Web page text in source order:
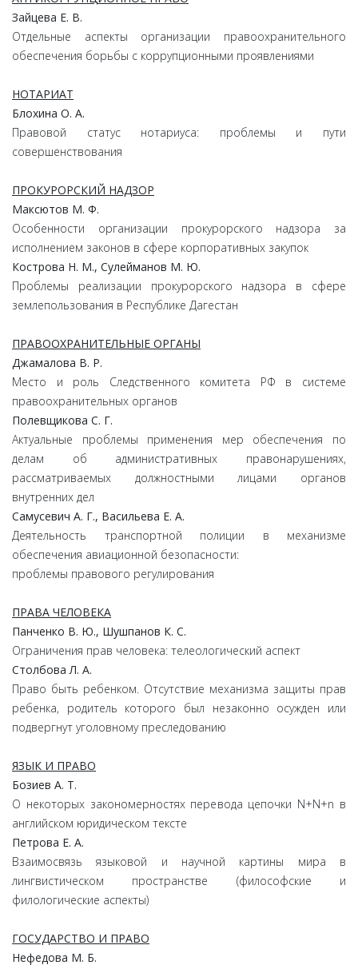
Зайцева Е. В.
Отдельные аспекты организации правоохранительного
обеспечения борьбы с коррупционными проявлениями
НОТАРИАТ
Блохина О. А.
Правовой статус нотариуса: проблемы и пути
совершенствования
ПРОКУРОРСКИЙ НАДЗОР
Максютов М. Ф.
Особенности организации прокурорского надзора за
исполнением законов в сфере корпоративных закупок
Кострова Н. М., Сулейманов М. Ю.
Проблемы реализации прокурорского надзора в сфере
землепользования в Республике Дагестан
ПРАВООХРАНИТЕЛЬНЫЕ ОРГАНЫ
Джамалова В. Р.
Место и роль Следственного комитета РФ в системе
правоохранительных органов
Полевщикова С. Г.
Актуальные проблемы применения мер обеспечения по
делам об административных правонарушениях,
рассматриваемых должностными лицами органов
внутренних дел
Самусевич А. Г., Васильева Е. А.
Деятельность транспортной полиции в механизме
обеспечения авиационной безопасности:
проблемы правового регулирования
ПРАВА ЧЕЛОВЕКА
Панченко В. Ю., Шушпанов К. С.
Ограничения прав человека: телеологический аспект
Столбова Л. А.
Право быть ребенком. Отсутствие механизма защиты прав
ребенка, родитель которого был незаконно осужден или
подвергнут уголовному преследованию
ЯЗЫК И ПРАВО
Бозиев А. Т.
О некоторых закономерностях перевода цепочки N+N+n в
английском юридическом тексте
Петрова Е. А.
Взаимосвязь языковой и научной картины мира в
лингвистическом пространстве (философские и
филологические аспекты)
ГОСУДАРСТВО И ПРАВО
Нефедова М. Б.